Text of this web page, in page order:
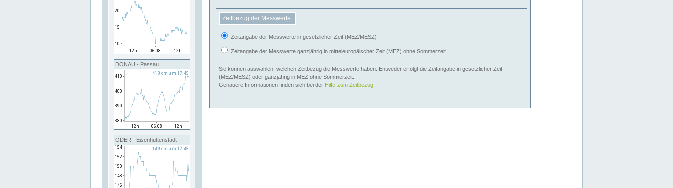
DONAU - Passau
ODER - Eisenhüttenstadt
Zeitbezug der Messwerte:
Zeitangabe der Messwerte in gesetzlicher Zeit (MEZ/MESZ)
Zeitangabe der Messwerte ganzjährig in mitteleuropäischer Zeit (MEZ) ohne Sommerzeit
Sie können auswählen, welchen Zeitbezug die Messwerte haben. Entweder erfolgt die Zeitangabe in gesetzlicher Zeit
(MEZ/MESZ) oder ganzjährig in MEZ ohne Sommerzeit.
Genauere Informationen finden sich bei der Hilfe zum Zeitbezug